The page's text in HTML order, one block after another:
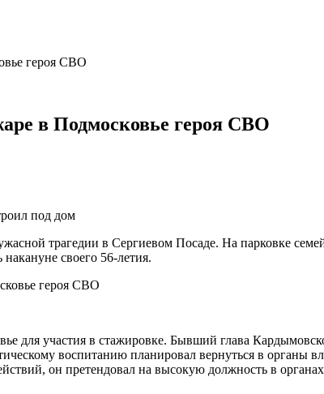
героя СВО
в Подмосковье героя СВО
под дом
трагедии в Сергиевом Посаде. На парковке
своего 56-летия.
для участия в стажировке. Бывший глава
воспитанию планировал вернуться в органы
он претендовал на высокую должность в